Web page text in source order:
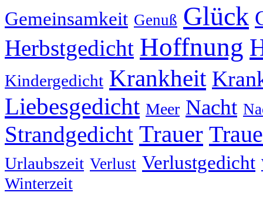
Gemeinsamkeit Genuß Glück
Herbstgedicht Hoffnung
Kindergedicht Krankheit
Liebesgedicht Meer Nacht
Strandgedicht Trauer
Urlaubszeit Verlust Verlustgedicht
Winterzeit